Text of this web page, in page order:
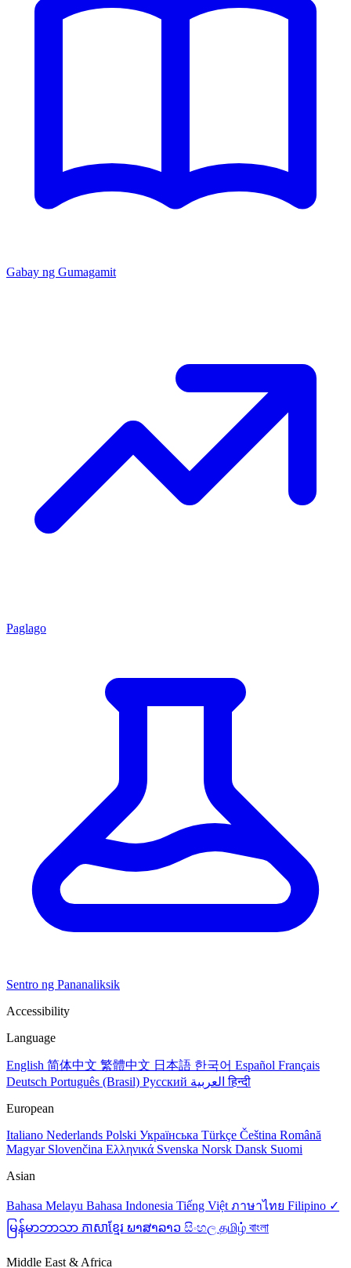
Gabay ng Gumagamit
Paglago
Sentro ng Pananaliksik
Accessibility
Language
English 简体中文 繁體中文 日本語 한국어 Español Français
Deutsch Português (Brasil) Русский العربيةहिन्दी
European
Italiano Nederlands Polski Українська Türkçe Čeština Română
Magyar Slovenčina Ελληνικά Svenska Norsk Dansk Suomi
Asian
Bahasa Melayu Bahasa Indonesia Tiếng Việt ภาษาไทย Filipino ✓
မြန်မာဘာသာ ភាសាខ្មែរ ພາສາລາວ සිංහල தமிழ் বাংলা
Middle East & Africa